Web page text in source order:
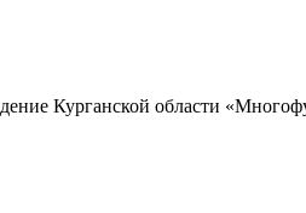
Курганской области